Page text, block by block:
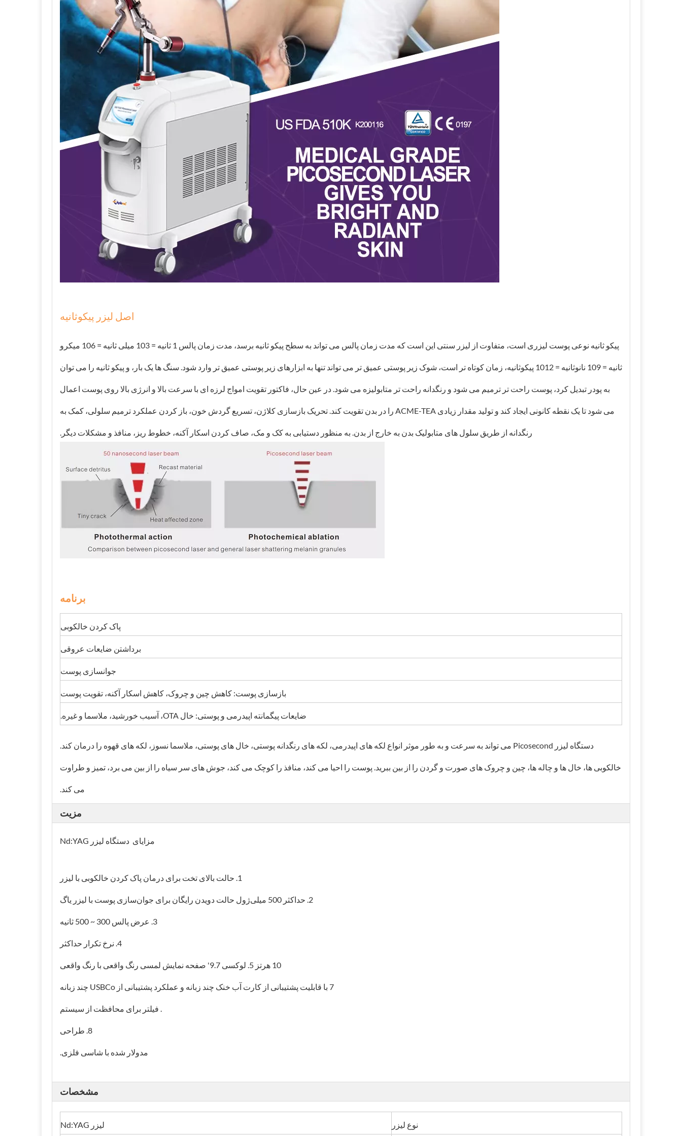
اصل لیزر پیکوثانیه
پیکو ثانیه نوعی پوست لیزری است، متفاوت از لیزر سنتی این است که مدت زمان پالس می تواند به سطح پیکو ثانیه برسد، مدت زمان پالس 1 ثانیه = 103 میلی ثانیه = 106 میکرو
ثانیه = 109 نانوثانیه = 1012 پیکوثانیه، زمان کوتاه تر است، شوک زیر پوستی عمیق تر می تواند تنها به ابزارهای زیر پوستی عمیق تر وارد شود. سنگ ها یک بار، و پیکو ثانیه را می توان
به پودر تبدیل کرد، پوست راحت تر ترمیم می شود و رنگدانه راحت تر متابولیزه می شود. در عین حال، فاکتور تقویت امواج لرزه ای با سرعت بالا و انرژی بالا روی پوست اعمال
می شود تا یک نقطه کانونی ایجاد کند و تولید مقدار زیادی ACME-TEA را در بدن تقویت کند. تحریک بازسازی کلاژن، تسریع گردش خون، باز کردن عملکرد ترمیم سلولی، کمک به
رنگدانه از طریق سلول های متابولیک بدن به خارج از بدن. به منظور دستیابی به کک و مک، صاف کردن اسکار آکنه، خطوط ریز، منافذ و مشکلات دیگر.
برنامه
پاک کردن خالکوبی
برداشتن ضایعات عروقی
جوانسازی پوست
بازسازی پوست: کاهش چین و چروک، کاهش اسکار آکنه، تقویت پوست
ضایعات پیگمانته اپیدرمی و پوستی: خال OTA، آسیب خورشید، ملاسما و غیره.
دستگاه لیزر Picosecond می تواند به سرعت و به طور موثر انواع لکه های اپیدرمی، لکه های رنگدانه پوستی، خال های پوستی، ملاسما نسوز، لکه های قهوه را درمان کند.
خالکوبی ها، خال ها و چاله ها، چین و چروک های صورت و گردن را از بین ببرید. پوست را احیا می کند، منافذ را کوچک می کند، جوش های سر سیاه را از بین می برد، تمیز و طراوت
می کند.
مزیت
مزایای دستگاه لیزر Nd:YAG
1. حالت بالای تخت برای درمان پاک کردن خالکوبی با لیزر
2. حداکثر 500 میلی‌ژول حالت دویدن رایگان برای جوان‌سازی پوست با لیزر یاگ
3. عرض پالس 300 ~ 500 ثانیه
4. نرخ تکرار حداکثر
10 هرتز 5. لوکسی 9.7' صفحه نمایش لمسی رنگ واقعی با رنگ واقعی
7 با قابلیت پشتیبانی از کارت آب خنک چند زبانه و عملکرد پشتیبانی از USBCo چند زبانه
. فیلتر برای محافظت از سیستم
8. طراحی
مدولار شده با شاسی فلزی.
مشخصات
نوع لیزر لیزر Nd:YAG